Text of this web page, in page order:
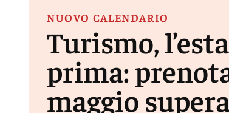
NUOVO CALENDARIO
Turismo,
prima:
maggio